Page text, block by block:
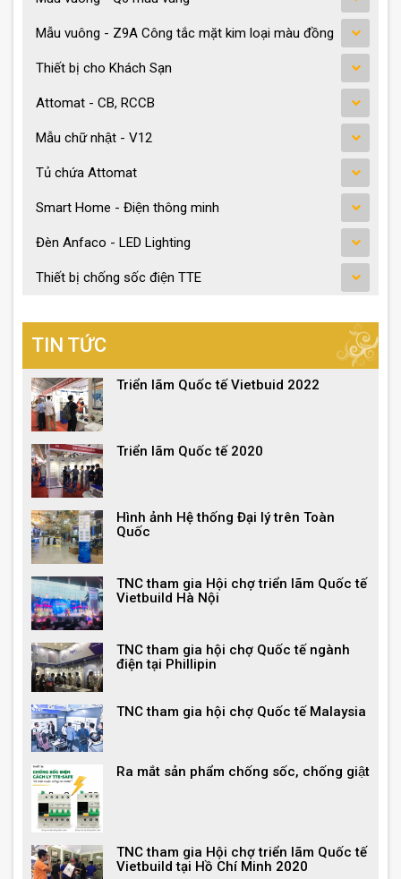
Mẫu vuông - Z9A Công tắc mặt kim loại màu đồng
Thiết bị cho Khách Sạn
Attomat - CB, RCCB
Mẫu chữ nhật - V12
Tủ chứa Attomat
Smart Home - Điện thông minh
Đèn Anfaco - LED Lighting
Thiết bị chống sốc điện TTE
TIN TỨC
Triển lãm Quốc tế Vietbuid 2022
Triển lãm Quốc tế 2020
Hình ảnh Hệ thống Đại lý trên Toàn
Quốc
TNC tham gia Hội chợ triển lãm Quốc tế
Vietbuild Hà Nội
TNC tham gia hội chợ Quốc tế ngành
điện tại Phillipin
TNC tham gia hội chợ Quốc tế Malaysia
Ra mắt sản phẩm chống sốc, chống giật
TNC tham gia Hội chợ triển lãm Quốc tế
Vietbuild tại Hồ Chí Minh 2020